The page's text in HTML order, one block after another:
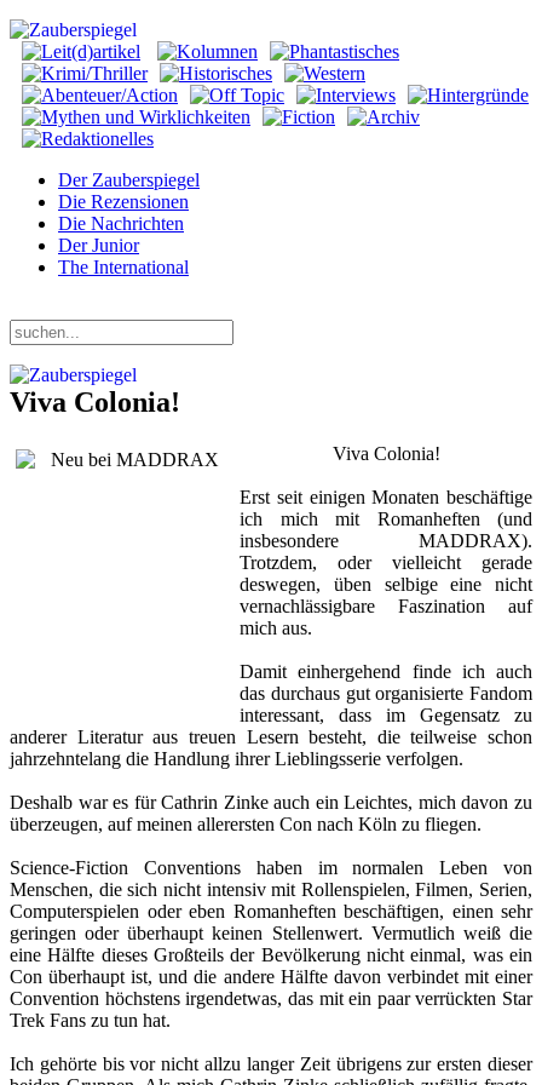
Der Zauberspiegel
Die Rezensionen
Die Nachrichten
Der Junior
The International
Viva Colonia!
Viva Colonia!
Erst seit einigen Monaten beschäftige
ich mich mit Romanheften (und
insbesondere MADDRAX).
Trotzdem, oder vielleicht gerade
deswegen, üben selbige eine nicht
vernachlässigbare Faszination auf
mich aus.
Damit einhergehend finde ich auch
das durchaus gut organisierte Fandom
interessant, dass im Gegensatz zu
anderer Literatur aus treuen Lesern besteht, die teilweise schon
jahrzehntelang die Handlung ihrer Lieblingsserie verfolgen.
Deshalb war es für Cathrin Zinke auch ein Leichtes, mich davon zu
überzeugen, auf meinen allerersten Con nach Köln zu fliegen.
Science-Fiction Conventions haben im normalen Leben von
Menschen, die sich nicht intensiv mit Rollenspielen, Filmen, Serien,
Computerspielen oder eben Romanheften beschäftigen, einen sehr
geringen oder überhaupt keinen Stellenwert. Vermutlich weiß die
eine Hälfte dieses Großteils der Bevölkerung nicht einmal, was ein
Con überhaupt ist, und die andere Hälfte davon verbindet mit einer
Convention höchstens irgendetwas, das mit ein paar verrückten Star
Trek Fans zu tun hat.
Ich gehörte bis vor nicht allzu langer Zeit übrigens zur ersten dieser